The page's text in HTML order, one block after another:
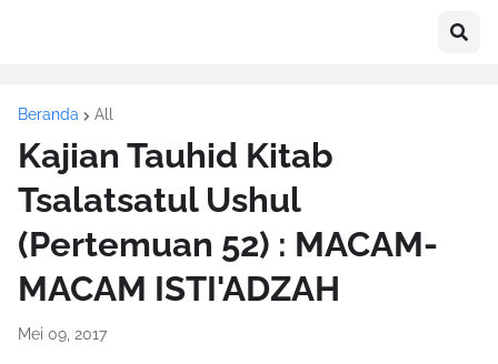
Beranda All
Kajian Tauhid Kitab
Tsalatsatul Ushul
(Pertemuan 52) : MACAM-
MACAM ISTI'ADZAH
Mei 09, 2017